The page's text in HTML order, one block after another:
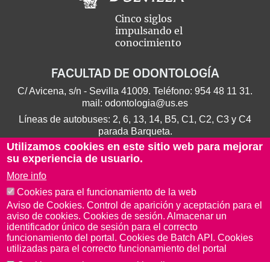
Cinco siglos
impulsando el
conocimiento
FACULTAD DE ODONTOLOGÍA
C/ Avicena, s/n - Sevilla 41009. Teléfono: 954 48 11 31.
mail: odontologia@us.es
Líneas de autobuses: 2, 6, 13, 14, B5, C1, C2, C3 y C4
parada Barqueta.
Utilizamos cookies en este sitio web para mejorar
su experiencia de usuario.
More info
Cookies para el funcionamiento de la web
Aviso de Cookies. Control de aparición y aceptación para el
aviso de cookies. Cookies de sesión. Almacenar un
identificador único de sesión para el correcto
funcionamiento del portal. Cookies de Batch API. Cookies
utilizadas para el correcto funcionamiento del portal